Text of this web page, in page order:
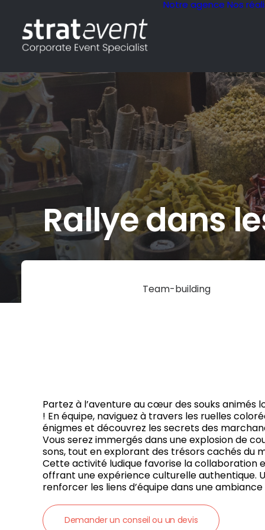
Notre agence Nos
Rallye dans
Team-building
Partez à l’aventure au cœur des souks animés
! En équipe, naviguez à travers les ruelles
énigmes et découvrez les secrets des
Vous serez immergés dans une explosion de
sons, tout en explorant des trésors cachés du
Cette activité ludique favorise la collaboration
offrant une expérience culturelle authentique.
renforcer les liens d’équipe dans une
Demander un conseil ou un devis